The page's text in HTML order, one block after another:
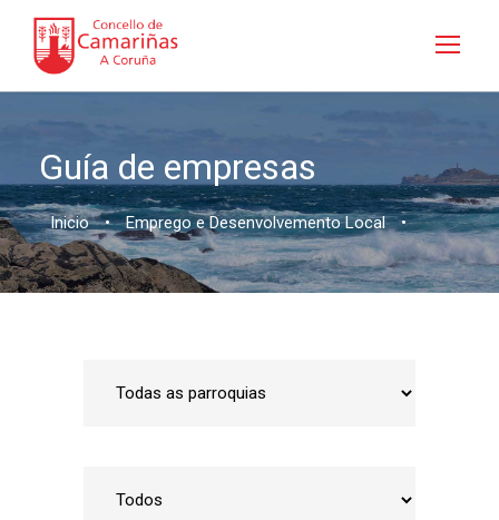
Guía de empresas
Inicio • Emprego e Desenvolvemento Local •